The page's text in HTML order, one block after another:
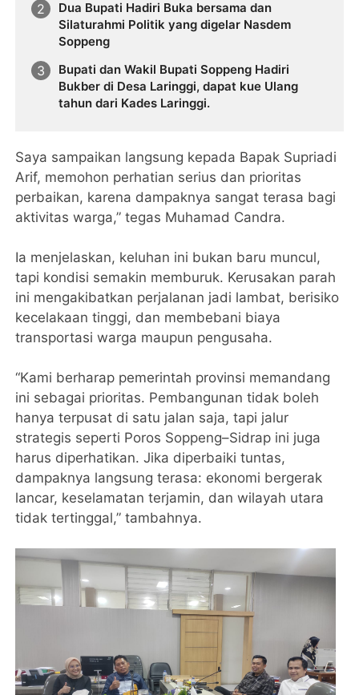
Dua Bupati Hadiri Buka bersama dan
Silaturahmi Politik yang digelar Nasdem
Soppeng
Bupati dan Wakil Bupati Soppeng Hadiri
Bukber di Desa Laringgi, dapat kue Ulang
tahun dari Kades Laringgi.
Saya sampaikan langsung kepada Bapak Supriadi
Arif, memohon perhatian serius dan prioritas
perbaikan, karena dampaknya sangat terasa bagi
aktivitas warga,” tegas Muhamad Candra.
Ia menjelaskan, keluhan ini bukan baru muncul,
tapi kondisi semakin memburuk. Kerusakan parah
ini mengakibatkan perjalanan jadi lambat, berisiko
kecelakaan tinggi, dan membebani biaya
transportasi warga maupun pengusaha.
“Kami berharap pemerintah provinsi memandang
ini sebagai prioritas. Pembangunan tidak boleh
hanya terpusat di satu jalan saja, tapi jalur
strategis seperti Poros Soppeng–Sidrap ini juga
harus diperhatikan. Jika diperbaiki tuntas,
dampaknya langsung terasa: ekonomi bergerak
lancar, keselamatan terjamin, dan wilayah utara
tidak tertinggal,” tambahnya.